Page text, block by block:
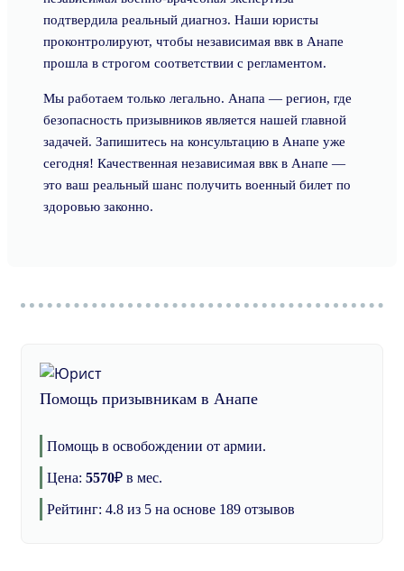
подтвердила реальный диагноз. Наши юристы
проконтролируют, чтобы независимая ввк в Анапе
прошла в строгом соответствии с регламентом.
Мы работаем только легально. Анапа — регион, где
безопасность призывников является нашей главной
задачей. Запишитесь на консультацию в Анапе уже
сегодня! Качественная независимая ввк в Анапе —
это ваш реальный шанс получить военный билет по
здоровью законно.
Помощь призывникам в Анапе
Помощь в освобождении от армии.
Цена: 5570₽ в мес.
Рейтинг: 4.8 из 5 на основе 189 отзывов